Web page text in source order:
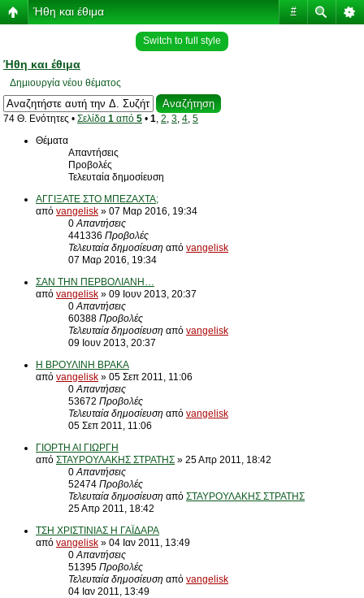
#
Ήθη και έθιμα
Switch to full style
Ήθη και έθιμα
Δημιουργία νέου θέματος
74 Θ. Ενότητες • Σελίδα 1 από 5 • 1, 2, 3, 4, 5
Θέματα
Απαντήσεις
Προβολές
Τελευταία δημοσίευση
ΑΓΓΙΞΑΤΕ ΣΤΟ ΜΠΕΖΑΧΤΑ;
από vangelisk » 07 Μαρ 2016, 19:34
0Απαντήσεις
441336 Προβολές
Τελευταία δημοσίευση από vangelisk
07 Μαρ 2016, 19:34
ΣΑΝ ΤΗΝ ΠΕΡΒΟΛΙΑΝΗ…
από vangelisk » 09 Ιουν 2013, 20:37
0Απαντήσεις
60388 Προβολές
Τελευταία δημοσίευση από vangelisk
09 Ιουν 2013, 20:37
Η ΒΡΟΥΛΙΝΗ ΒΡΑΚΑ
από vangelisk » 05 Σεπ 2011, 11:06
0Απαντήσεις
53672 Προβολές
Τελευταία δημοσίευση από vangelisk
05 Σεπ 2011, 11:06
ΓΙΟΡΤΗ ΑΙ ΓΙΩΡΓΗ
από ΣΤΑΥΡΟΥΛΑΚΗΣ ΣΤΡΑΤΗΣ » 25 Απρ 2011, 18:42
0Απαντήσεις
52474 Προβολές
Τελευταία δημοσίευση από ΣΤΑΥΡΟΥΛΑΚΗΣ ΣΤΡΑΤΗΣ
25 Απρ 2011, 18:42
ΤΣΗ ΧΡΙΣΤΙΝΙΑΣ Η ΓΑΪΔΑΡΑ
από vangelisk » 04 Ιαν 2011, 13:49
0Απαντήσεις
51395 Προβολές
Τελευταία δημοσίευση από vangelisk
04 Ιαν 2011, 13:49